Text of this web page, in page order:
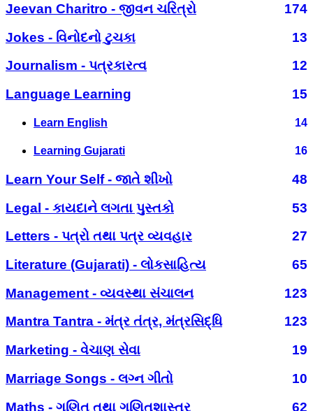
Jeevan Charitro - જીવન ચરિત્રો
174
Jokes - વિનોદનો ટુચકા
13
Journalism - પત્રકારત્વ
12
Language Learning
15
Learn English 14
Learning Gujarati 16
Learn Your Self - જાતે શીખો
48
Legal - કાયદાને લગતા પુસ્તકો
53
Letters - પત્રો તથા પત્ર વ્યવહાર
27
Literature (Gujarati) - લોકસાહિત્ય
65
Management - વ્યવસ્થા સંચાલન
123
Mantra Tantra - મંત્ર તંત્ર, મંત્રસિદ્ધિ
123
Marketing - વેચાણ સેવા
19
Marriage Songs - લગ્ન ગીતો
10
Maths - ગણિત તથા ગણિતશાસ્ત્ર
62